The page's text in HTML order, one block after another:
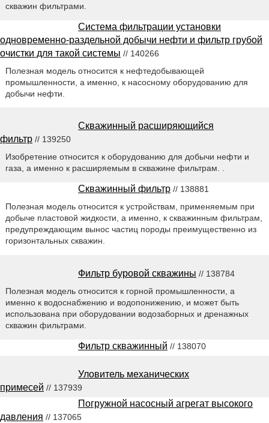
скважин фильтрами.
Система фильтрации установки
одновременно-раздельной добычи нефти и фильтр грубой
очистки для такой системы // 140266
Полезная модель относится к нефтедобывающей
промышленности, а именно, к насосному оборудованию для
добычи нефти.
Скважинный расширяющийся
фильтр // 139250
Изобретение относится к оборудованию для добычи нефти и
газа, а именно к расширяемым в скважине фильтрам. .
Скважинный фильтр // 138881
Полезная модель относится к устройствам, применяемым при
добыче пластовой жидкости, а именно, к скважинным фильтрам,
предупреждающим вынос частиц породы преимущественно из
горизонтальных скважин.
Фильтр буровой скважины // 138784
Полезная модель относится к горной промышленности, а
именно к водоснабжению и водопонижению, и может быть
использована при оборудовании водозаборных и дренажных
скважин фильтрами.
Фильтр скважинный // 138070
Уловитель механических
примесей // 137939
Погружной насосный агрегат высокого
давления // 137065